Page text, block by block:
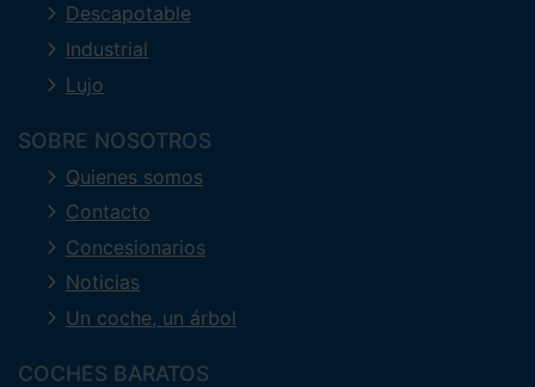
Descapotable
Industrial
Lujo
SOBRE NOSOTROS
Quienes somos
Contacto
Concesionarios
Noticias
Un coche, un árbol
COCHES BARATOS